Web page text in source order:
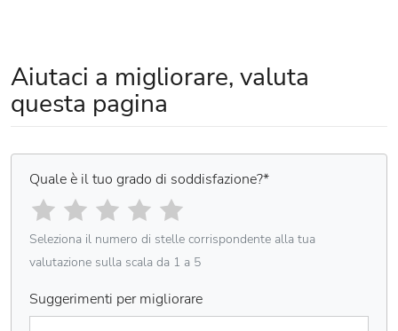
Aiutaci a migliorare, valuta
questa pagina
Quale è il tuo grado di soddisfazione?*
Seleziona il numero di stelle corrispondente alla tua
valutazione sulla scala da 1 a 5
Suggerimenti per migliorare